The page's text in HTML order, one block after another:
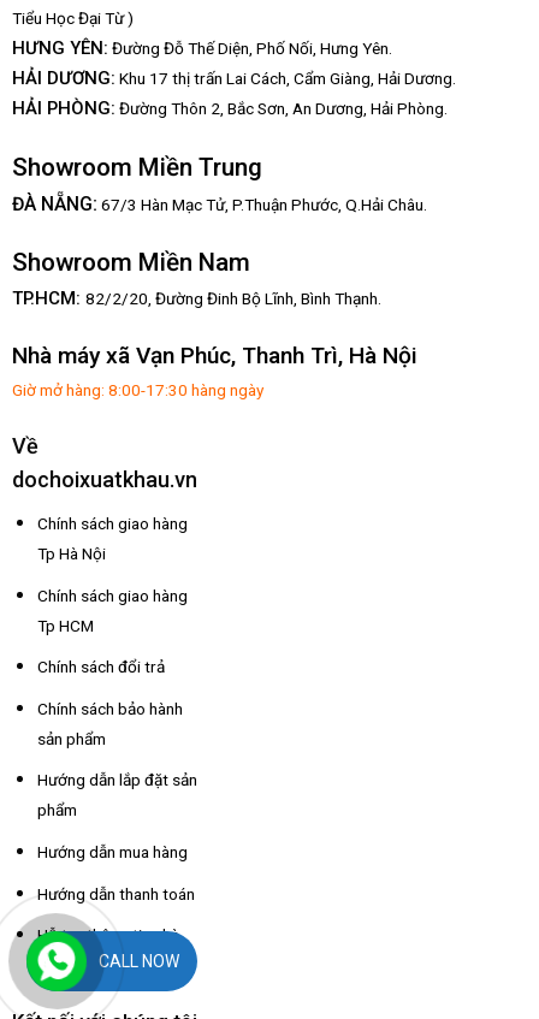
Tiểu Học Đại Từ )
HƯNG YÊN: Đường Đỗ Thế Diện, Phố Nối, Hưng Yên.
HẢI DƯƠNG: Khu 17 thị trấn Lai Cách, Cẩm Giàng, Hải Dương.
HẢI PHÒNG: Đường Thôn 2, Bắc Sơn, An Dương, Hải Phòng.
Showroom Miền Trung
ĐÀ NẴNG: 67/3 Hàn Mạc Tử, P.Thuận Phước, Q.Hải Châu.
Showroom Miền Nam
TP.HCM: 82/2/20, Đường Đinh Bộ Lĩnh, Bình Thạnh.
Nhà máy xã Vạn Phúc, Thanh Trì, Hà Nội
Giờ mở hàng: 8:00-17:30 hàng ngày
Về
dochoixuatkhau.vn
Chính sách giao hàng
Tp Hà Nội
Chính sách giao hàng
Tp HCM
Chính sách đổi trả
Chính sách bảo hành
sản phẩm
Hướng dẫn lắp đặt sản
phẩm
Hướng dẫn mua hàng
Hướng dẫn thanh toán
Hỗ trợ thông tin nhà
xe các tỉnhCALL NOW